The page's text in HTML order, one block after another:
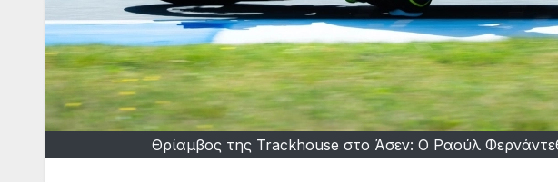
Θρίαμβος της Trackhouse στο Άσεν: Ο Ραούλ